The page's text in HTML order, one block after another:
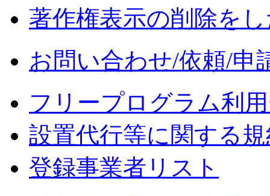
著作権表示の削除を
お問い合わせ/依頼/申
フリープログラム利
設置代行等に関する
登録事業者リスト